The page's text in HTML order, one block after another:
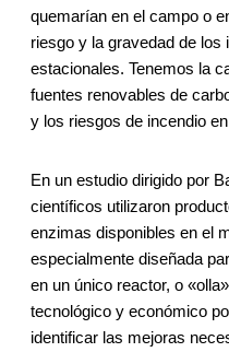
quemarían en el campo o
riesgo y la gravedad de los
estacionales. Tenemos la
fuentes renovables de
y los riesgos de incendio
En un estudio dirigido por
científicos utilizaron
enzimas disponibles en el
especialmente diseñada
en un único reactor, o
tecnológico y económico
identificar las mejoras